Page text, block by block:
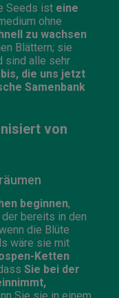
Seeds ist eine
ohne
zu wachsen
Blättern; sie
sind alle sehr
die uns jetzt
Samenbank
von
beginnen,
bereits in den
die Blüte
wäre sie mit
Ketten
Sie bei der